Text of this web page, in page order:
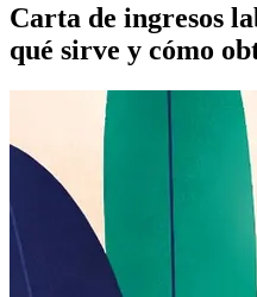
Carta de ingresos
qué sirve y cómo